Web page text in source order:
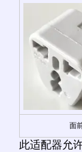
面
此适配器允